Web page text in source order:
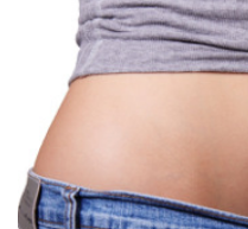
Máte
Pití čísté vody může
Kolik toho